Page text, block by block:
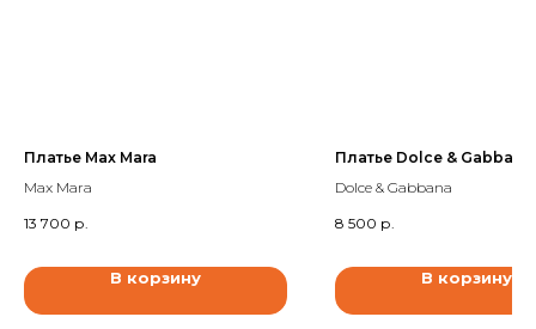
Платье Max Mara
Max Mara
13 700 р.
В корзину
Платье Dolce & Gabbana
Dolce & Gabbana
8 500 р.
В корзину